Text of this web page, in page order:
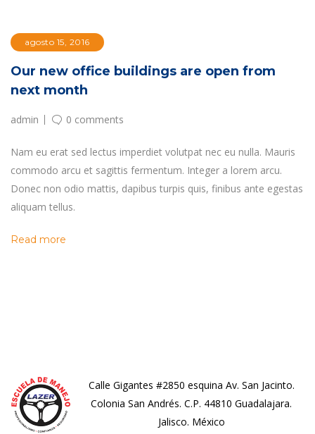
agosto 15, 2016
Our new office buildings are open from
next month
admin 0 comments
Nam eu erat sed lectus imperdiet volutpat nec eu nulla. Mauris
commodo arcu et sagittis fermentum. Integer a lorem arcu.
Donec non odio mattis, dapibus turpis quis, finibus ante egestas
aliquam tellus.
Read more
Calle Gigantes #2850 esquina Av. San Jacinto.
Colonia San Andrés. C.P. 44810 Guadalajara.
Jalisco. México